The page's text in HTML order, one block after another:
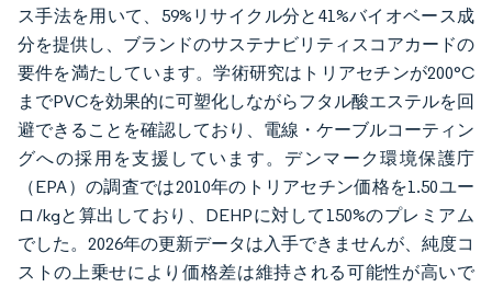
ス手法を用いて、59%リサイクル分と41%バイオベース成
分を提供し、ブランドのサステナビリティスコアカードの
要件を満たしています。学術研究はトリアセチンが200°C
までPVCを効果的に可塑化しながらフタル酸エステルを回
避できることを確認しており、電線・ケーブルコーティン
グへの採用を支援しています。デンマーク環境保護庁
（EPA）の調査では2010年のトリアセチン価格を1.50ユー
ロ/kgと算出しており、DEHPに対して150%のプレミアム
でした。2026年の更新データは入手できませんが、純度コ
ストの上乗せにより価格差は維持される可能性が高いで